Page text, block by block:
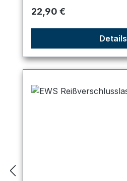
Regulärer Preis:
22,90 €
Details